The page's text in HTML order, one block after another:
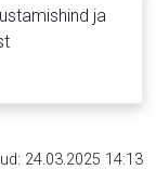
ja
24.03.2025 14:13